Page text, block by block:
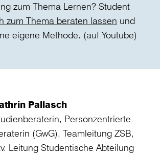
zum Thema Lernen? Student
zum Thema beraten lassen und
eigene Methode. (auf Youtube)
Pallasch
Personzentrierte
(GwG), Teamleitung ZSB,
Leitung Studentische Abteilung